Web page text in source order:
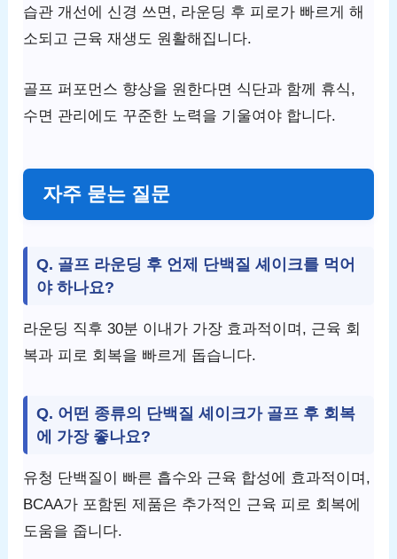
습관 개선에 신경 쓰면, 라운딩 후 피로가 빠르게 해
소되고 근육 재생도 원활해집니다.
골프 퍼포먼스 향상을 원한다면 식단과 함께 휴식,
수면 관리에도 꾸준한 노력을 기울여야 합니다.
자주 묻는 질문
Q. 골프 라운딩 후 언제 단백질 셰이크를 먹어
야 하나요?
라운딩 직후 30분 이내가 가장 효과적이며, 근육 회
복과 피로 회복을 빠르게 돕습니다.
Q. 어떤 종류의 단백질 셰이크가 골프 후 회복
에 가장 좋나요?
유청 단백질이 빠른 흡수와 근육 합성에 효과적이며,
BCAA가 포함된 제품은 추가적인 근육 피로 회복에
도움을 줍니다.